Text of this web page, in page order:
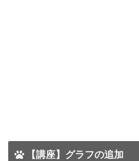
【講座】グラフの追加